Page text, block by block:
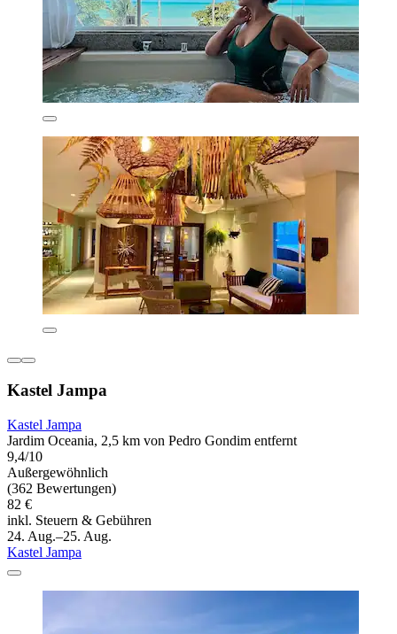
Kastel Jampa
Kastel Jampa
Jardim Oceania, 2,5 km von Pedro Gondim entfernt
9,4/10
Außergewöhnlich
(362 Bewertungen)
82 €
inkl. Steuern & Gebühren
24. Aug.–25. Aug.
Kastel Jampa